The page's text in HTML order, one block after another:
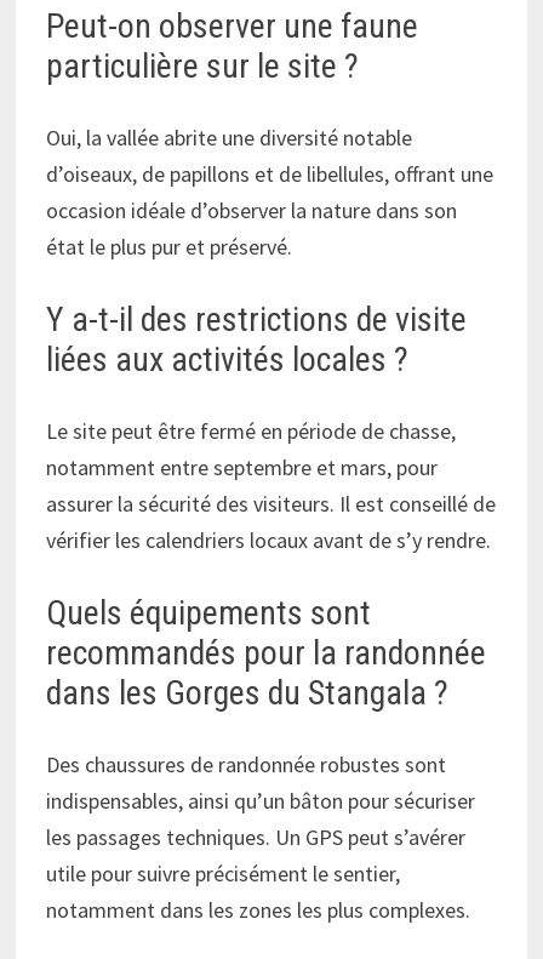
Peut-on observer une faune
particulière sur le site ?
Oui, la vallée abrite une diversité notable
d’oiseaux, de papillons et de libellules, offrant une
occasion idéale d’observer la nature dans son
état le plus pur et préservé.
Y a-t-il des restrictions de visite
liées aux activités locales ?
Le site peut être fermé en période de chasse,
notamment entre septembre et mars, pour
assurer la sécurité des visiteurs. Il est conseillé de
vérifier les calendriers locaux avant de s’y rendre.
Quels équipements sont
recommandés pour la randonnée
dans les Gorges du Stangala ?
Des chaussures de randonnée robustes sont
indispensables, ainsi qu’un bâton pour sécuriser
les passages techniques. Un GPS peut s’avérer
utile pour suivre précisément le sentier,
notamment dans les zones les plus complexes.